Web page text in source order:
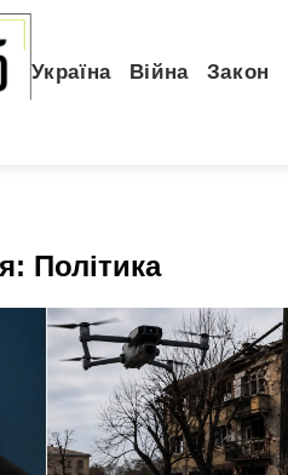
Україна Війна Закон
Політика